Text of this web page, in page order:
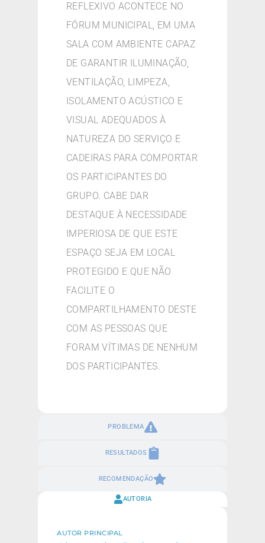
PROBLEMA
RESULTADOS
RECOMENDAÇÃO
REFLEXIVO ACONTECE NO
FÓRUM MUNICIPAL, EM UMA
SALA COM AMBIENTE CAPAZ
DE GARANTIR ILUMINAÇÃO,
VENTILAÇÃO, LIMPEZA,
ISOLAMENTO ACÚSTICO E
VISUAL ADEQUADOS À
NATUREZA DO SERVIÇO E
CADEIRAS PARA COMPORTAR
OS PARTICIPANTES DO
GRUPO. CABE DAR
DESTAQUE À NECESSIDADE
IMPERIOSA DE QUE ESTE
ESPAÇO SEJA EM LOCAL
PROTEGIDO E QUE NÃO
FACILITE O
COMPARTILHAMENTO DESTE
COM AS PESSOAS QUE
FORAM VÍTIMAS DE NENHUM
DOS PARTICIPANTES.
AUTORIA
AUTOR PRINCIPAL